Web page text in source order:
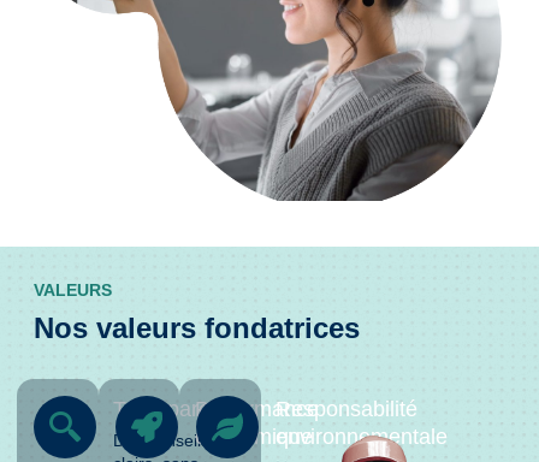
VALEURS
Nos valeurs fondatrices
Transparence
Des conseils
Performance
économique
Responsabilité
environnementale